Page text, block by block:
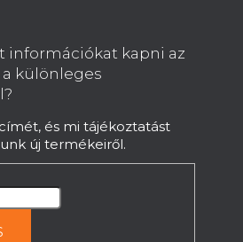
információkat kapni az
különleges
és mi tájékoztatást
új termékeiről.